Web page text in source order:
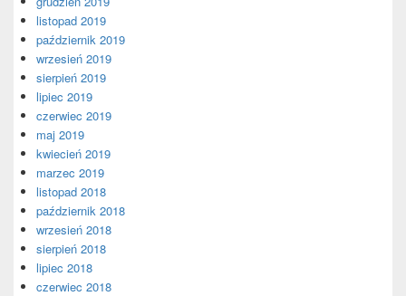
listopad 2019
październik 2019
wrzesień 2019
sierpień 2019
lipiec 2019
czerwiec 2019
maj 2019
kwiecień 2019
marzec 2019
listopad 2018
październik 2018
wrzesień 2018
sierpień 2018
lipiec 2018
czerwiec 2018